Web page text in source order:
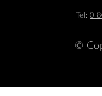
Tel: 0
©